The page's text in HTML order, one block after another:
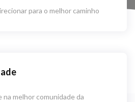
para o melhor caminho
na melhor comunidade da